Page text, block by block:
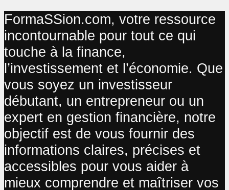
FormaSSion.com, votre ressource
incontournable pour tout ce qui
touche à la finance,
l’investissement et l’économie. Que
vous soyez un investisseur
débutant, un entrepreneur ou un
expert en gestion financière, notre
objectif est de vous fournir des
informations claires, précises et
accessibles pour vous aider à
mieux comprendre et maîtriser vos